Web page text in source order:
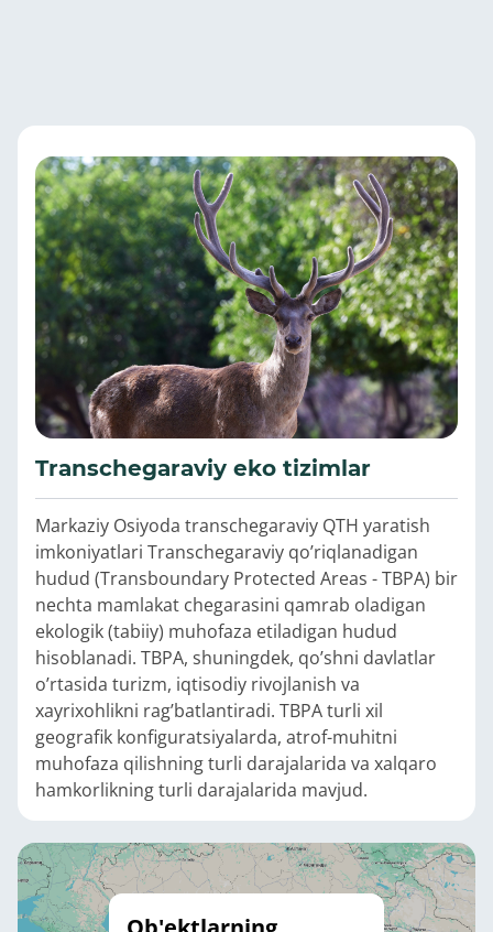
Transchegaraviy eko tizimlar
Markaziy Osiyoda transchegaraviy QTH yaratish
imkoniyatlari Transchegaraviy qo’riqlanadigan
hudud (Transboundary Protected Areas - TBPA) bir
nechta mamlakat chegarasini qamrab oladigan
ekologik (tabiiy) muhofaza etiladigan hudud
hisoblanadi. TBPA, shuningdek, qo’shni davlatlar
o’rtasida turizm, iqtisodiy rivojlanish va
xayrixohlikni rag’batlantiradi. TBPA turli xil
geografik konfiguratsiyalarda, atrof-muhitni
muhofaza qilishning turli darajalarida va xalqaro
hamkorlikning turli darajalarida mavjud.